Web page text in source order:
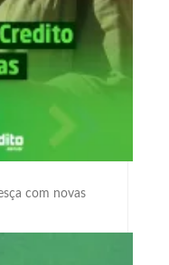
com novas